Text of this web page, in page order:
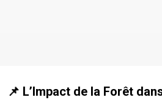
📌 L’Impact de la Forêt